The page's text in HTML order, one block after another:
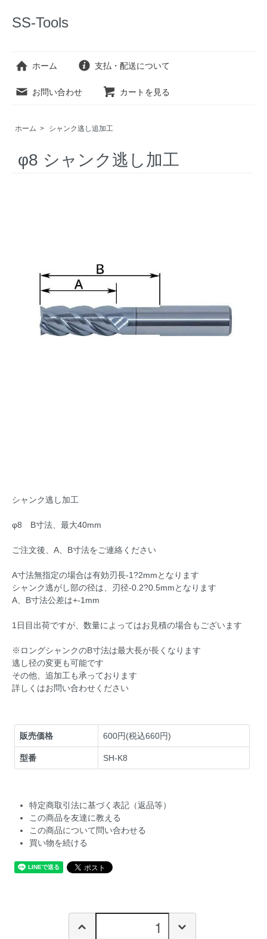
SS-Tools
ホーム 支払・配送について
お問い合わせ カートを見る
ホーム > シャンク逃し追加工
φ8 シャンク逃し加工
シャンク逃し加工
φ8 B寸法、最大40mm
ご注文後、A、B寸法をご連絡ください
A寸法無指定の場合は有効刃長-1?2mmとなります
シャンク逃がし部の径は、刃径-0.2?0.5mmとなります
A、B寸法公差は+-1mm
1日目出荷ですが、数量によってはお見積の場合もございます
※ロングシャンクのB寸法は最大長が長くなります
逃し径の変更も可能です
その他、追加工も承っております
詳しくはお問い合わせください
販売価格 600円(税込660円)
型番 SH-K8
特定商取引法に基づく表記（返品等）
この商品を友達に教える
この商品について問い合わせる
買い物を続ける